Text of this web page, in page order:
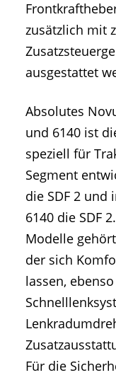
zusätzlich mit
ausgestattet
Absolutes
und 6140 ist
speziell für
Segment
die SDF 2 und
6140 die SDF
Modelle
der sich
lassen,
Für die